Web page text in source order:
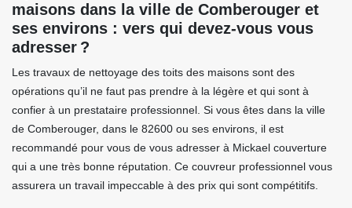
maisons dans la ville de Comberouger et
ses environs : vers qui devez-vous vous
adresser ?
Les travaux de nettoyage des toits des maisons sont des
opérations qu’il ne faut pas prendre à la légère et qui sont à
confier à un prestataire professionnel. Si vous êtes dans la ville
de Comberouger, dans le 82600 ou ses environs, il est
recommandé pour vous de vous adresser à Mickael couverture
qui a une très bonne réputation. Ce couvreur professionnel vous
assurera un travail impeccable à des prix qui sont compétitifs.